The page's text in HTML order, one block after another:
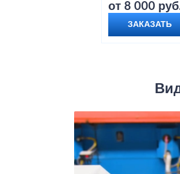
от 8 000
ЗАКАЗАТЬ